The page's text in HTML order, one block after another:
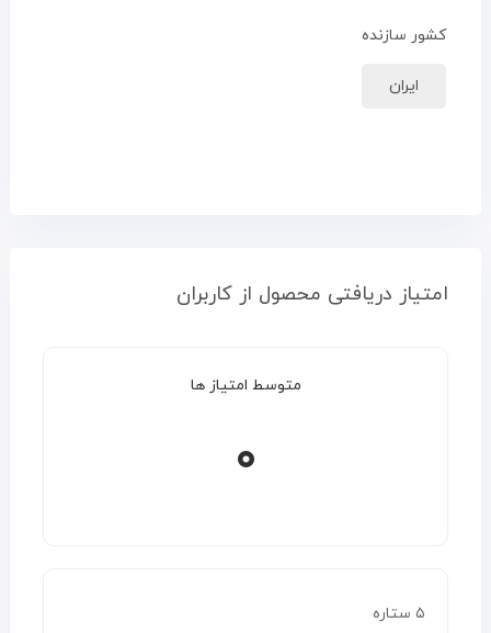
کشور سازنده
ایران
امتیاز دریافتی محصول از کاربران
متوسط امتیاز ها
۰
۵ ستاره